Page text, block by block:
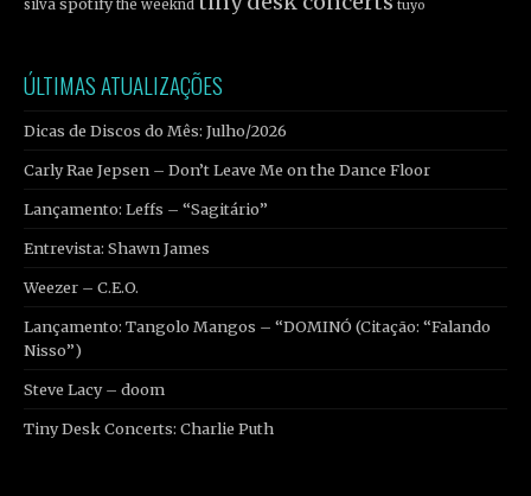
silva spotify the weeknd tuyo
ÚLTIMAS ATUALIZAÇÕES
Dicas de Discos do Mês: Julho/2026
Carly Rae Jepsen – Don’t Leave Me on the Dance Floor
Lançamento: Leffs – “Sagitário”
Entrevista: Shawn James
Weezer – C.E.O.
Lançamento: Tangolo Mangos – “DOMINÓ (Citação: “Falando
Nisso”)
Steve Lacy – doom
Tiny Desk Concerts: Charlie Puth